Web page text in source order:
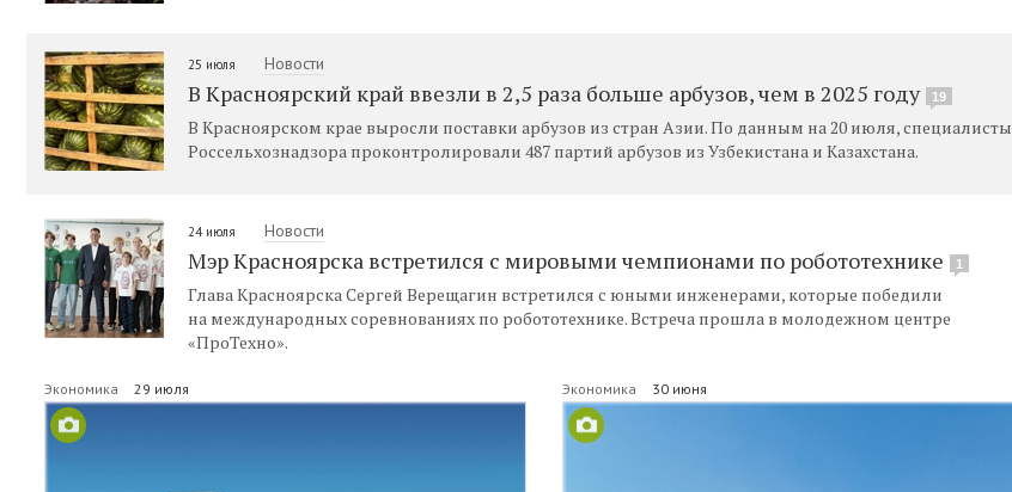
25 июля Новости
В Красноярский край ввезли в 2,5 раза больше арбузов, чем в 2025 году 19
В Красноярском крае выросли поставки арбузов из стран Азии. По данным на 20 июля, специалисты
Россельхознадзора проконтролировали 487 партий арбузов из Узбекистана и Казахстана.
24 июля Новости
Мэр Красноярска встретился с мировыми чемпионами по робототехнике 1
Глава Красноярска Сергей Верещагин встретился с юными инженерами, которые победили
на международных соревнованиях по робототехнике. Встреча прошла в молодежном центре
«ПроТехно».
Экономика 29 июля Экономика 30 июня